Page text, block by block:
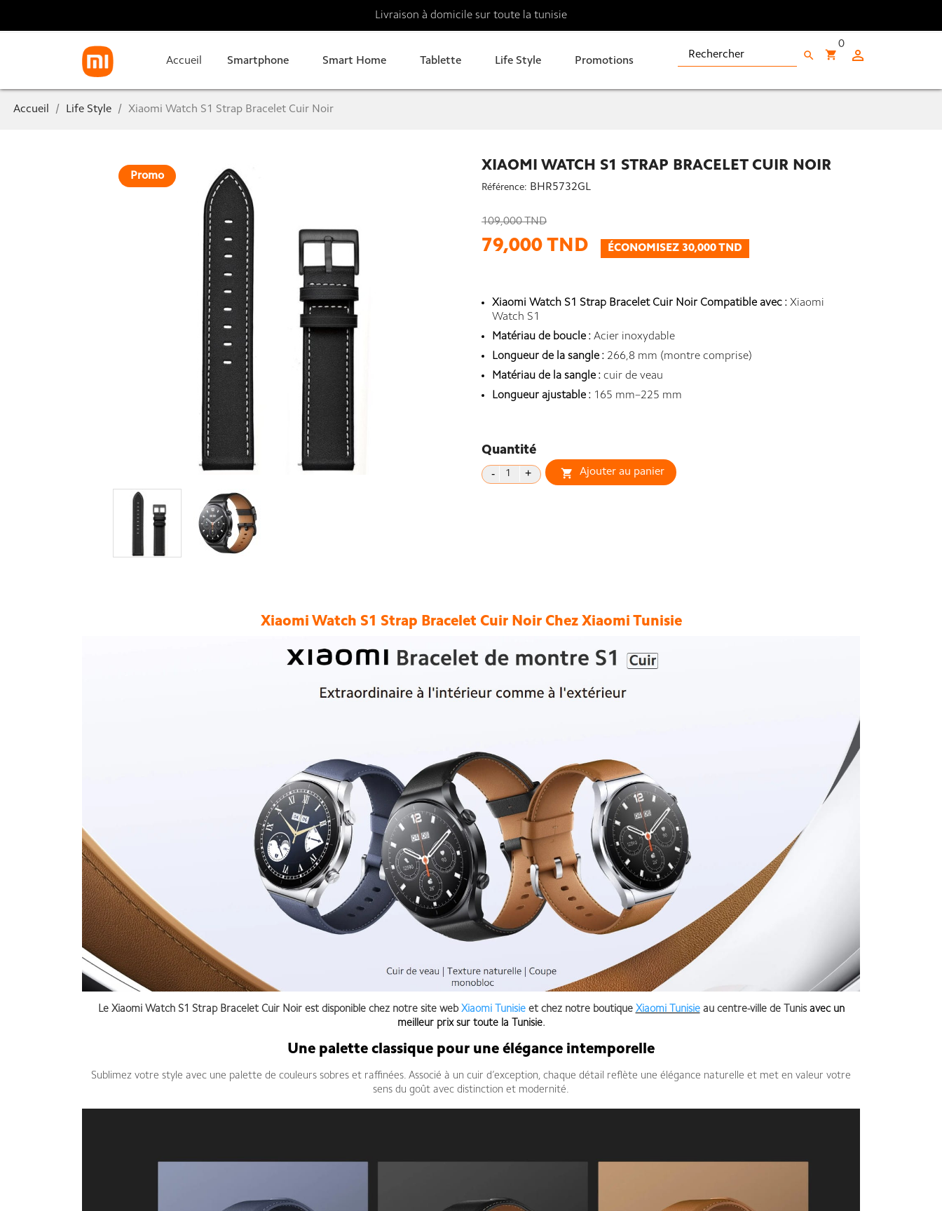
Livraison à domicile sur toute la tunisie
Accueil Smartphone Smart Home Tablette Life Style Promotions 
shopping_cart
0
search
Accueil Life Style Xiaomi Watch S1 Strap Bracelet Cuir Noir
Promo
XIAOMI WATCH S1 STRAP BRACELET CUIR NOIR
Référence: BHR5732GL
109,000 TND
79,000 TND ÉCONOMISEZ 30,000 TND
Xiaomi Watch S1 Strap Bracelet Cuir Noir Compatible avec : Xiaomi
Watch S1
Matériau de boucle : Acier inoxydable
Longueur de la sangle : 266,8 mm (montre comprise)
Matériau de la sangle : cuir de veau
Longueur ajustable : 165 mm–225 mm
Quantité
 Ajouter au panier
Xiaomi Watch S1 Strap Bracelet Cuir Noir Chez Xiaomi Tunisie
Le Xiaomi Watch S1 Strap Bracelet Cuir Noir est disponible chez notre site web Xiaomi Tunisieet chez notre boutique Xiaomi Tunisieau centre-ville de Tunis avec un
meilleur prix sur toute la Tunisie.
Une palette classique pour une élégance intemporelle
Sublimez votre style avec une palette de couleurs sobres et raffinées. Associé à un cuir d’exception, chaque détail reflète une élégance naturelle et met en valeur votre
sens du goût avec distinction et modernité.